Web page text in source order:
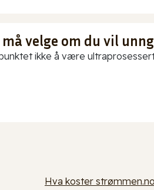
velge om du vil
ikke å være
Hva koster